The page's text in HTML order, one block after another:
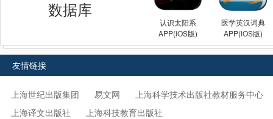
数据库
认识太阳系
APP(iOS版)
医学英汉词典
APP(iOS版)
友情链接
上海世纪出版集团 易文网
上海科学技术出版社教材服务中心
上海译文出版社
上海科技教育出版社